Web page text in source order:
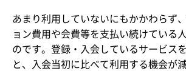
あまり利用していないにもかかわらず
ョン費用や会費等を支払い続けている
のです。登録・入会しているサービス
と、入会当初に比べて利用する機会が